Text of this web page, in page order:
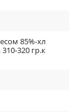
85%-хл
320 гр.к